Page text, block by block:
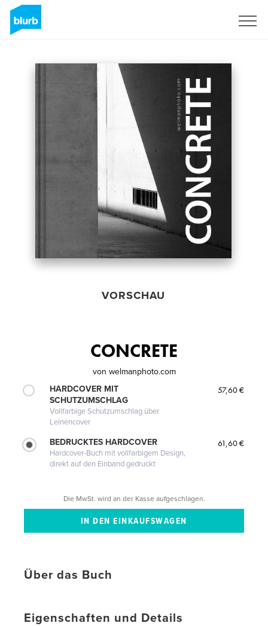
VORSCHAU
CONCRETE
von welmanphoto.com
HARDCOVER MIT
SCHUTZUMSCHLAG
Vollfarbige Schutzumschlag über
Leinencover
57,60 €
BEDRUCKTES HARDCOVER
Hardcover-Buch mit vollfarbigem Design,
direkt auf den Einband gedruckt
61,60 €
Die MwSt. wird an der Kasse aufgeschlagen.
Über das Buch
Eigenschaften und Details